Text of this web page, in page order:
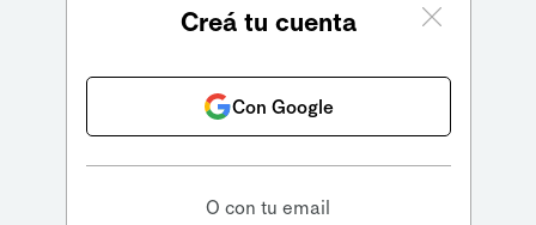
Creá tu cuenta
Con Google
O con tu email